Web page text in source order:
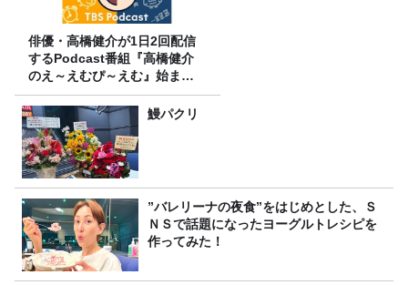
俳優・高橋健介が1日2回配信
するPodcast番組『高橋健介
のえ～えむぴ～えむ』始まり
ます
鰻パクリ
”バレリーナの夜食”をはじめとした、Ｓ
ＮＳで話題になったヨーグルトレシピを
作ってみた！